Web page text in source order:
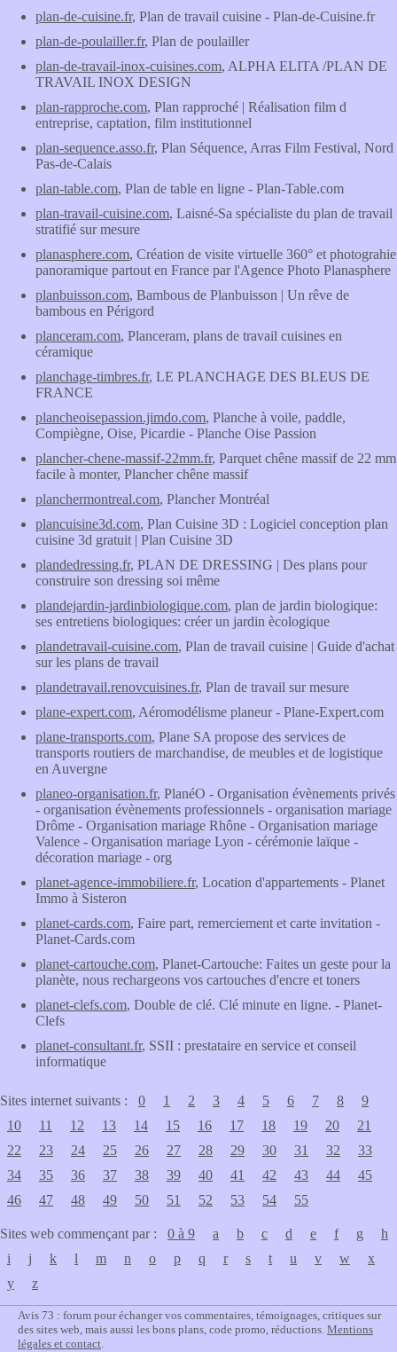
plan-de-cuisine.fr, Plan de travail cuisine - Plan-de-Cuisine.fr
plan-de-poulailler.fr, Plan de poulailler
plan-de-travail-inox-cuisines.com, ALPHA ELITA /PLAN DE
TRAVAIL INOX DESIGN
plan-rapproche.com, Plan rapproché | Réalisation film d
entreprise, captation, film institutionnel
plan-sequence.asso.fr, Plan Séquence, Arras Film Festival, Nord
Pas-de-Calais
plan-table.com, Plan de table en ligne - Plan-Table.com
plan-travail-cuisine.com, Laisné-Sa spécialiste du plan de travail
stratifié sur mesure
planasphere.com, Création de visite virtuelle 360° et photograhie
panoramique partout en France par l'Agence Photo Planasphere
planbuisson.com, Bambous de Planbuisson | Un rêve de
bambous en Périgord
planceram.com, Planceram, plans de travail cuisines en
céramique
planchage-timbres.fr, LE PLANCHAGE DES BLEUS DE
FRANCE
plancheoisepassion.jimdo.com, Planche à voile, paddle,
Compiègne, Oise, Picardie - Planche Oise Passion
plancher-chene-massif-22mm.fr, Parquet chêne massif de 22 mm
facile à monter, Plancher chêne massif
planchermontreal.com, Plancher Montréal
plancuisine3d.com, Plan Cuisine 3D : Logiciel conception plan
cuisine 3d gratuit | Plan Cuisine 3D
plandedressing.fr, PLAN DE DRESSING | Des plans pour
construire son dressing soi même
plandejardin-jardinbiologique.com, plan de jardin biologique:
ses entretiens biologiques: créer un jardin ècologique
plandetravail-cuisine.com, Plan de travail cuisine | Guide d'achat
sur les plans de travail
plandetravail.renovcuisines.fr, Plan de travail sur mesure
plane-expert.com, Aéromodélisme planeur - Plane-Expert.com
plane-transports.com, Plane SA propose des services de
transports routiers de marchandise, de meubles et de logistique
en Auvergne
planeo-organisation.fr, PlanéO - Organisation évènements privés
- organisation évènements professionnels - organisation mariage
Drôme - Organisation mariage Rhône - Organisation mariage
Valence - Organisation mariage Lyon - cérémonie laïque -
décoration mariage - org
planet-agence-immobiliere.fr, Location d'appartements - Planet
Immo à Sisteron
planet-cards.com, Faire part, remerciement et carte invitation -
Planet-Cards.com
planet-cartouche.com, Planet-Cartouche: Faites un geste pour la
planète, nous rechargeons vos cartouches d'encre et toners
planet-clefs.com, Double de clé. Clé minute en ligne. - Planet-
Clefs
planet-consultant.fr, SSII : prestataire en service et conseil
informatique
Sites internet suivants : 0 1 2 3 4 5 6 7 8
9
10
11 12 13 14 15 16 17 18 19 20
21
22
23 24 25 26 27 28 29 30 31 32
33
34
35 36 37 38 39 40 41 42 43 44
45
46
47 48 49 50 51 52 53 54 55
Sites web commençant par : 0 à 9 a b c d e f g
h
i
j k l m n o p q r s t u v w
x
y
z
Avis 73 : forum pour échanger vos commentaires, témoignages, critiques sur
des sites web, mais aussi les bons plans, code promo, réductions. Mentions
légales et contact.